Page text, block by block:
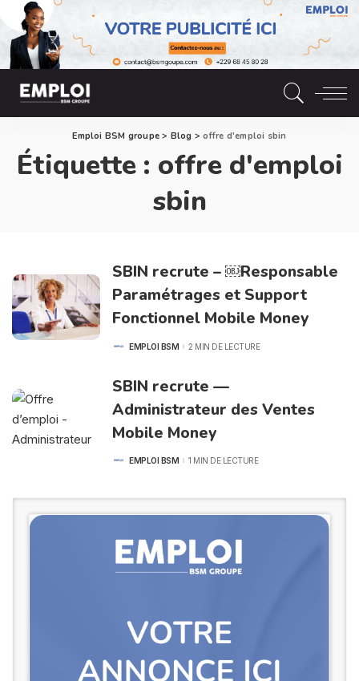
Emploi BSM groupe > Blog >offre d'emploi sbin
Étiquette : offre d'emploi
sbin
SBIN recrute – ￼Responsable
Paramétrages et Support
Fonctionnel Mobile Money
POSTEDEMPLOI BSM 2 MIN DE LECTURE
SBIN recrute —
Administrateur des Ventes
Mobile Money
POSTEDEMPLOI BSM 1 MIN DE LECTURE